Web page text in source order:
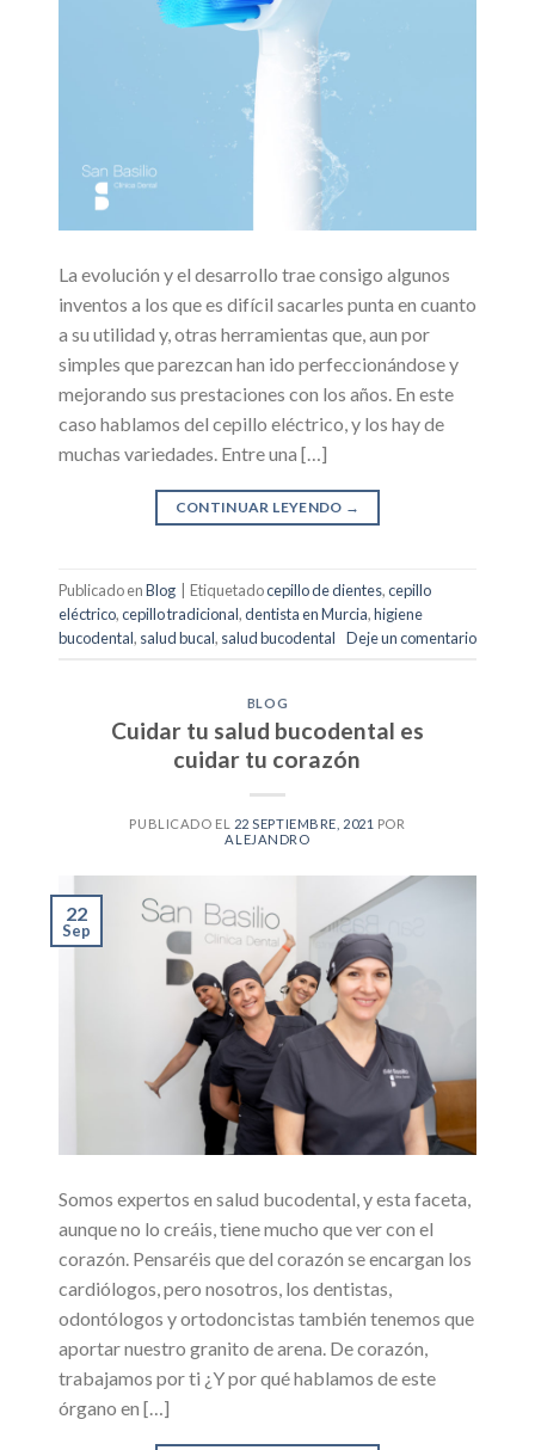
La evolución y el desarrollo trae consigo algunos
inventos a los que es difícil sacarles punta en cuanto
a su utilidad y, otras herramientas que, aun por
simples que parezcan han ido perfeccionándose y
mejorando sus prestaciones con los años. En este
caso hablamos del cepillo eléctrico, y los hay de
muchas variedades. Entre una […]
CONTINUAR LEYENDO →
Publicado enBlog Etiquetadocepillo de dientes,cepillo
eléctrico,cepillo tradicional,dentista en Murcia,higiene
bucodental, salud bucal, salud bucodental Deje un comentario
BLOG
Cuidar tu salud bucodental es
cuidar tu corazón
PUBLICADO EL 22 SEPTIEMBRE, 2021 POR
ALEJANDRO
22
Sep
Somos expertos en salud bucodental, y esta faceta,
aunque no lo creáis, tiene mucho que ver con el
corazón. Pensaréis que del corazón se encargan los
cardiólogos, pero nosotros, los dentistas,
odontólogos y ortodoncistas también tenemos que
aportar nuestro granito de arena. De corazón,
trabajamos por ti ¿Y por qué hablamos de este
órgano en […]